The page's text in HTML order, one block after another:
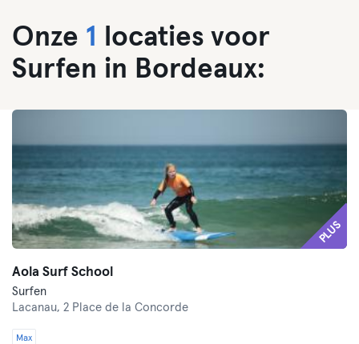
Onze 1
locaties voor
Surfen in Bordeaux:
PLUS
Aola Surf School
Surfen
Lacanau, 2 Place de la Concorde
Max